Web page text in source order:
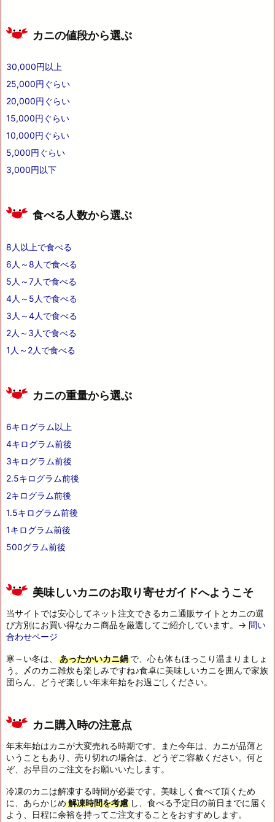
カニの値段から選ぶ
30,000円以上
25,000円ぐらい
20,000円ぐらい
15,000円ぐらい
10,000円ぐらい
5,000円ぐらい
3,000円以下
食べる人数から選ぶ
8人以上で食べる
6人～8人で食べる
5人～7人で食べる
4人～5人で食べる
3人～4人で食べる
2人～3人で食べる
1人～2人で食べる
カニの重量から選ぶ
6キログラム以上
4キログラム前後
3キログラム前後
2.5キログラム前後
2キログラム前後
1.5キログラム前後
1キログラム前後
500グラム前後
美味しいカニのお取り寄せガイドへようこそ
当サイトでは安心してネット注文できるカニ通販サイトとカニの選
び方別にお買い得なカニ商品を厳選してご紹介しています。→ 問い
合わせページ
寒～い冬は、 あったかいカニ鍋で、心も体もほっこり温まりましょ
う。〆のカニ雑炊も楽しみですね♪食卓に美味しいカニを囲んで家族
団らん、どうぞ楽しい年末年始をお過ごしください。
カニ購入時の注意点
年末年始はカニが大変売れる時期です。また今年は、カニが品薄と
いうこともあり、売り切れの場合は、どうぞご容赦ください。何と
ぞ、お早目のご注文をお願いいたします。
冷凍のカニは解凍する時間が必要です。美味しく食べて頂くため
に、あらかじめ解凍時間を考慮し、食べる予定日の前日までに届く
よう、日程に余裕を持ってご注文することをおすすめします。